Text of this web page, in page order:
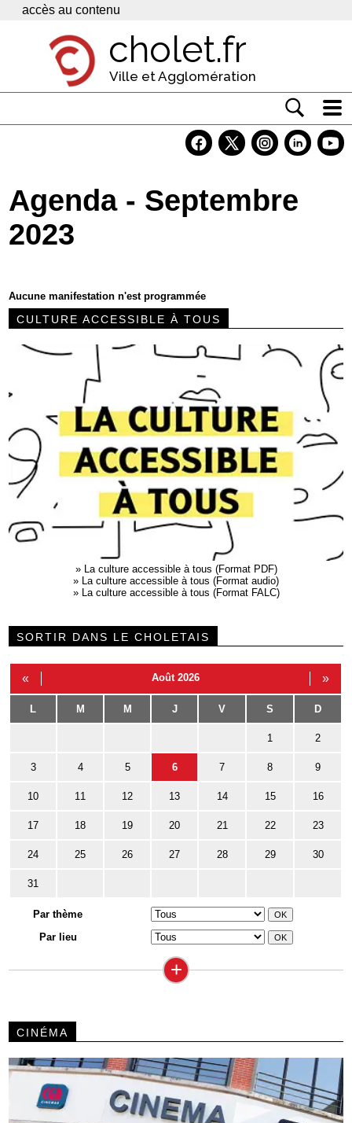
Panneau de gestion des cookies
accès au contenu
cholet.fr
Ville et Agglomération
Economie
Services
Agenda - Septembre
2023
Aucune manifestation n'est programmée
CULTURE ACCESSIBLE À TOUS
»
La culture accessible à tous (Format PDF)
»
La culture accessible à tous (Format audio)
»
La culture accessible à tous (Format FALC)
SORTIR DANS LE CHOLETAIS
« Août 2026 »
L M M J V S D
1 2
3 4 5 6 7 8 9
10 11 12 13 14 15 16
17 18 19 20 21 22 23
24 25 26 27 28 29 30
31
Par thème
Par lieu
+
CINÉMA